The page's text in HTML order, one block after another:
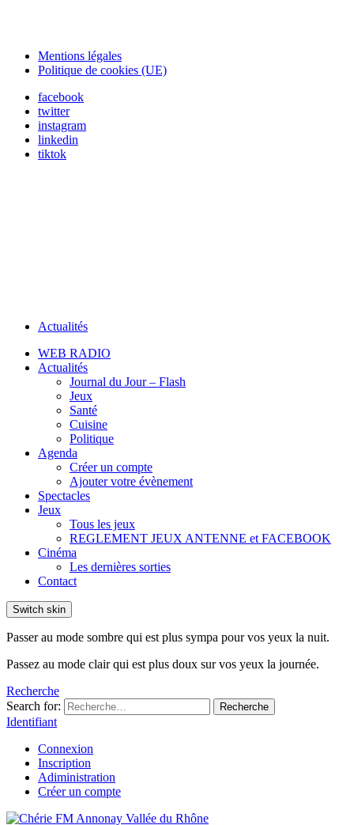
Mentions légales
Politique de cookies (UE)
facebook
twitter
instagram
linkedin
tiktok
Actualités
WEB RADIO
Actualités
Journal du Jour – Flash
Jeux
Santé
Cuisine
Politique
Agenda
Créer un compte
Ajouter votre évènement
Spectacles
Jeux
Tous les jeux
REGLEMENT JEUX ANTENNE et FACEBOOK
Cinéma
Les dernières sorties
Contact
Switch skin
Passer au mode sombre qui est plus sympa pour vos yeux la nuit.
Passez au mode clair qui est plus doux sur vos yeux la journée.
Recherche
Search for:
Recherche
Identifiant
Connexion
Inscription
Adiministration
Créer un compte